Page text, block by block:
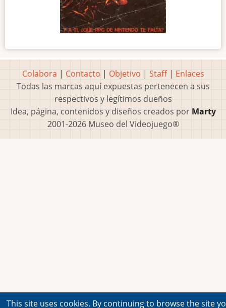
Colabora | Contacto | Objetivo | Staff| Enlaces
Todas las marcas aquí expuestas pertenecen a sus
respectivos y legítimos dueños
Idea, página, contenidos y diseños creados por Marty
2001-2026 Museo del Videojuego®
This site uses cookies. By continuing to browse the site